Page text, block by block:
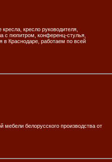
кресло руководителя,
с пюпитром, конференц-стулья,
Краснодаре, работаем по всей
мебели белорусского производства от